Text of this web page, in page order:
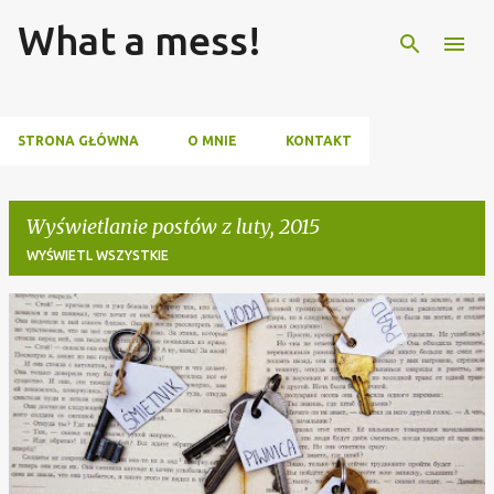
Przejdź do głównej zawartości
What a mess!
STRONA GŁÓWNA O MNIE KONTAKT
Wyświetlanie postów z luty, 2015
WYŚWIETL WSZYSTKIE
P
o
y